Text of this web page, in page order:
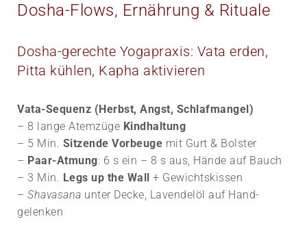
Dosha-Flows, Ernährung & Rituale
Dosha-gerechte Yogapraxis: Vata erden,
Pitta kühlen, Kapha aktivieren
Vata-Sequenz (Herbst, Angst, Schlaf­mangel)
– 8 lange Atemzüge Kindhaltung
– 5 Min. Sitzende Vorbeuge mit Gurt & Bolster
– Paar-Atmung: 6 s ein – 8 s aus, Hände auf Bauch
– 3 Min. Legs up the Wall
+ Gewichtskissen
– Shavasana unter Decke, Lavendelöl auf Hand­
gelenken